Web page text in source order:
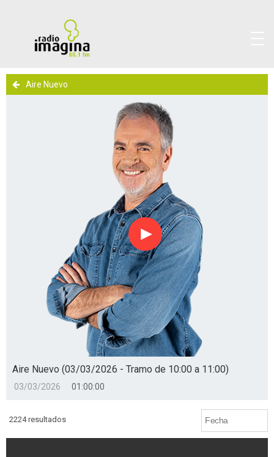
Aire Nuevo
Reproducir
Aire Nuevo (03/03/2026 - Tramo de 10:00 a 11:00)
03/03/2026 01:00:00
2224 resultados